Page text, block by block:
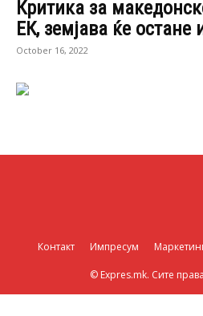
Критика за
ЕК, земјава ќе остане
October 16, 2022
Контакт Импресум
© Expres.mk. Сите